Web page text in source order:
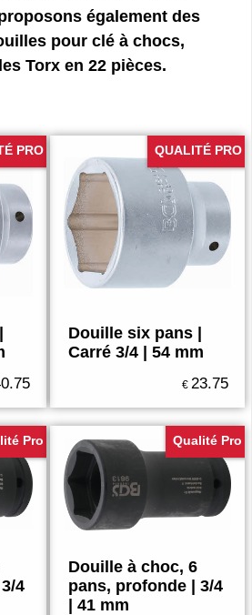
également des
pour clé à chocs,
Torx en 22 pièces.
PRO QUALITÉ PRO
Douille six pans |
Carré 3/4 | 54 mm
€ 23.75
Pro
4
Qualité Pro
Douille à choc, 6
pans, profonde | 3/4
| 41 mm